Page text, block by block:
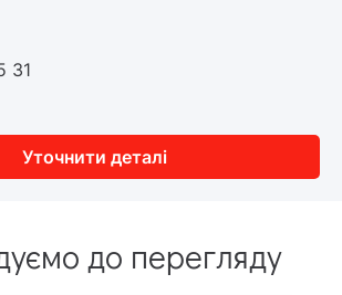
31
Уточнити деталі
до перегляду